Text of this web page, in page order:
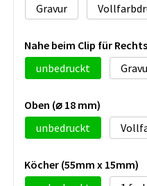
Gravur
Nahe beim Clip für
unbedruckt
Oben (⌀ 18 mm)
unbedruckt
Köcher (55mm x 15mm)